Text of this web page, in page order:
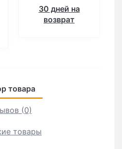
30 дней на
возврат
товара
(0)
товары